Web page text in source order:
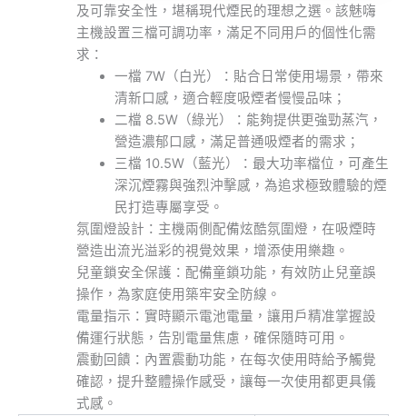
及可靠安全性，堪稱現代煙民的理想之選。該魅嗨
主機設置三檔可調功率，滿足不同用戶的個性化需
求：
一檔 7W（白光）：貼合日常使用場景，帶來
清新口感，適合輕度吸煙者慢慢品味；
二檔 8.5W（綠光）：能夠提供更強勁蒸汽，
營造濃郁口感，滿足普通吸煙者的需求；
三檔 10.5W（藍光）：最大功率檔位，可產生
深沉煙霧與強烈沖擊感，為追求極致體驗的煙
民打造專屬享受。
氛圍燈設計：主機兩側配備炫酷氛圍燈，在吸煙時
營造出流光溢彩的視覺效果，增添使用樂趣。
兒童鎖安全保護：配備童鎖功能，有效防止兒童誤
操作，為家庭使用築牢安全防線。
電量指示：實時顯示電池電量，讓用戶精准掌握設
備運行狀態，告別電量焦慮，確保隨時可用。
震動回饋：內置震動功能，在每次使用時給予觸覺
確認，提升整體操作感受，讓每一次使用都更具儀
式感。